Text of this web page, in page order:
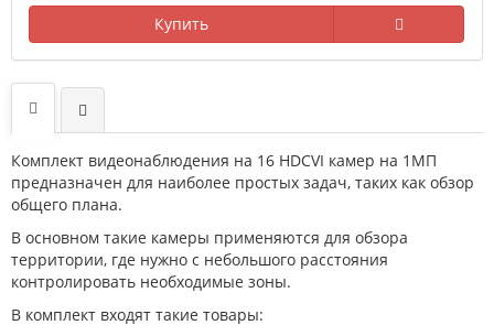
Купить
Комплект видеонаблюдения на 16 HDCVI камер на 1МП
предназначен для наиболее простых задач, таких как обзор
общего плана.
В основном такие камеры применяются для обзора
территории, где нужно с небольшого расстояния
контролировать необходимые зоны.
В комплект входят такие товары: